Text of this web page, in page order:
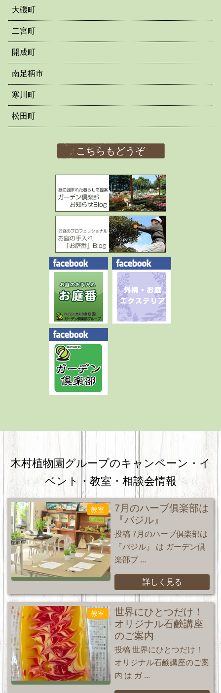
大磯町
二宮町
開成町
南足柄市
寒川町
松田町
こちらもどうぞ
木村植物園グループのキャンペーン・ イ
ベント・教室・相談会情報
教室
7月のハーブ俱楽部は
『バジル』
投稿 7月のハーブ俱楽部は
『バジル』 は ガーデン倶
楽部ブ ...
詳しく見る
教室
世界にひとつだけ！
オリジナル石鹸講座
のご案内
投稿 世界にひとつだけ！
オリジナル石鹸講座のご案
内 は ガ ...